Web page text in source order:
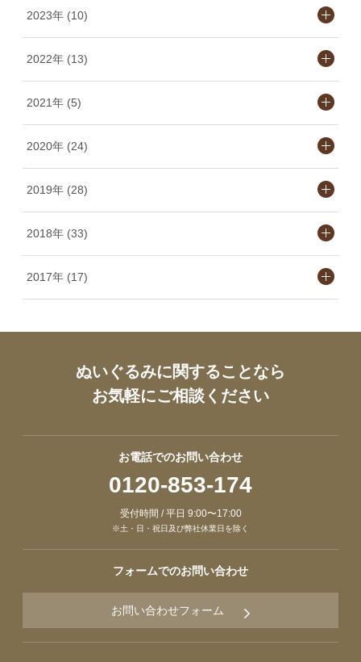
2023年 (10)
2022年 (13)
2021年 (5)
2020年 (24)
2019年 (28)
2018年 (33)
2017年 (17)
ぬいぐるみに関することなら
お気軽にご相談ください
お電話でのお問い合わせ
0120-853-174
受付時間 / 平日 9:00〜17:00
※土・日・祝日及び弊社休業日を除く
フォームでのお問い合わせ
お問い合わせフォーム